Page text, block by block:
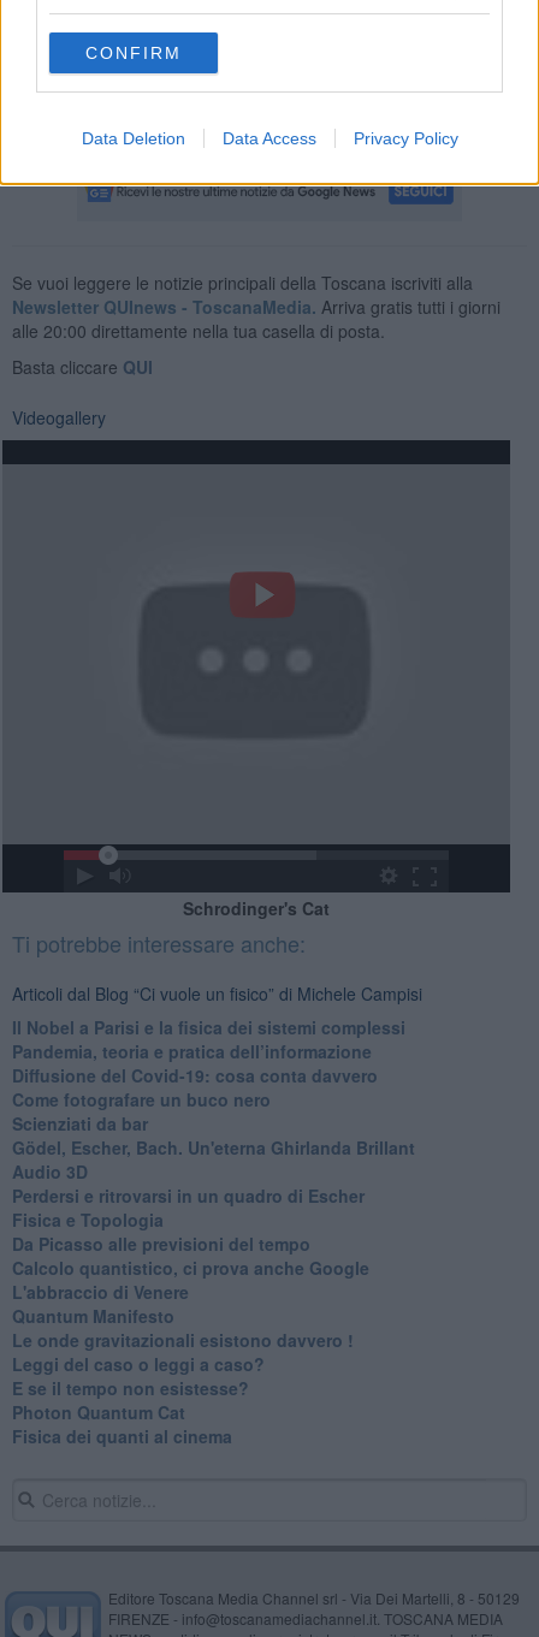
CONFIRM
Data Deletion Data Access Privacy Policy
Nel frattempo consoliamoci godendoci lo spettacolo di come è finito
il Sig. Schrödinger quando il malcapitato felino ha intuito di essere
la cavia del macabro esperimento.
Se vuoi leggere le notizie principali della Toscana iscriviti alla
Newsletter QUInews - ToscanaMedia. Arriva gratis tutti i giorni
alle 20:00 direttamente nella tua casella di posta.
Basta cliccare QUI
Videogallery
Schrodinger's Cat
Ti potrebbe interessare anche:
Articoli dal Blog “Ci vuole un fisico” di Michele Campisi
Il Nobel a Parisi e la fisica dei sistemi complessi
Pandemia, teoria e pratica dell’informazione
​Diffusione del Covid-19: cosa conta davvero
Come fotografare un buco nero
Scienziati da bar
Gödel, Escher, Bach. Un'eterna Ghirlanda Brillant
Audio 3D
Perdersi e ritrovarsi in un quadro di Escher
​Fisica e Topologia
Da Picasso alle previsioni del tempo
​Calcolo quantistico, ci prova anche Google
​L'abbraccio di Venere
​Quantum Manifesto
Le onde gravitazionali esistono davvero !
Leggi del caso o leggi a caso?
E se il tempo non esistesse?
Photon Quantum Cat
Fisica dei quanti al cinema
Editore Toscana Media Channel srl - Via Dei Martelli, 8 - 50129
FIRENZE - info@toscanamediachannel.it. TOSCANA MEDIA